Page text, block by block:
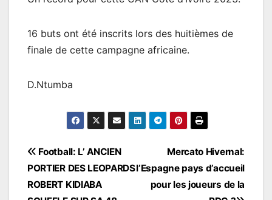
16 buts ont été inscrits lors des huitièmes de
finale de cette campagne africaine.
D.Ntumba
Navigation
de
Mercato Hivernal:
l’Espagne pays d’accueil
pour les joueurs de la
Football: L’ ANCIEN
PORTIER DES LEOPARDS
ROBERT KIDIABA